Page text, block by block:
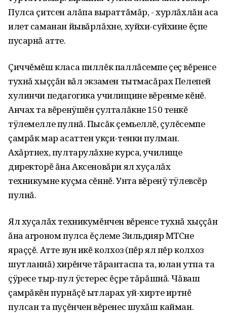
Пулса çитсен алăпа выраттăмăр, - хурлăхлăн аса
илет саманан йывăрлăхне, хуйхи-суйхине ĕçпе
пусарнă атте.
Çиччĕмĕш класа пиллĕк паллăсемпе çеç вĕренсе
тухнă хыççăн вăл экзамен тытмасăрах Пелепей
хулинчи педагогика училищине вĕренме кĕнĕ.
Анчах та вĕренÿшĕн çулталăкне 150 тенкĕ
тÿлемелле пулнă. Пысăк çемьеллĕ, çулĕсемпе
çамрăк мар асаттен укçи-тенки пулман.
Ахăртнех, пултарулăхне курса, училище
директорĕ ăна Аксеновăри ял хуçалăх
техникумне куçма сĕннĕ. Унта вĕренÿ тÿлевсĕр
пулнă.
Ял хуçалăх техникумĕнчен вĕренсе тухнă хыççăн
ăна агроном пулса ĕçлеме Зильдияр МТСне
яраççĕ. Атте вун икĕ колхоз (пĕр ял пĕр колхоз
шутланнă) хирĕнче тăрантаспа та, юлан утпа та
çÿресе тыр-пул ÿстерес ĕçре тăрăшнă. Чăваш
çамрăкĕн пурнăçĕ ытларах уй-хирте иртнĕ
пулсан та пуçĕнчен вĕренес шухăш кайман.